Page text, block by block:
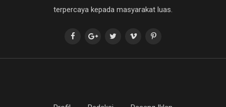
terpercaya kepada masyarakat luas.